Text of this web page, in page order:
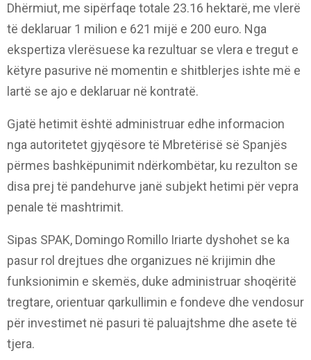
Dhërmiut, me sipërfaqe totale 23.16 hektarë, me vlerë
të deklaruar 1 milion e 621 mijë e 200 euro. Nga
ekspertiza vlerësuese ka rezultuar se vlera e tregut e
këtyre pasurive në momentin e shitblerjes ishte më e
lartë se ajo e deklaruar në kontratë.
Gjatë hetimit është administruar edhe informacion
nga autoritetet gjyqësore të Mbretërisë së Spanjës
përmes bashkëpunimit ndërkombëtar, ku rezulton se
disa prej të pandehurve janë subjekt hetimi për vepra
penale të mashtrimit.
Sipas SPAK, Domingo Romillo Iriarte dyshohet se ka
pasur rol drejtues dhe organizues në krijimin dhe
funksionimin e skemës, duke administruar shoqëritë
tregtare, orientuar qarkullimin e fondeve dhe vendosur
për investimet në pasuri të paluajtshme dhe asete të
tjera.